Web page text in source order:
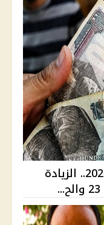
موعد صرف مرتبات أغسطس 2026.. الزيادة